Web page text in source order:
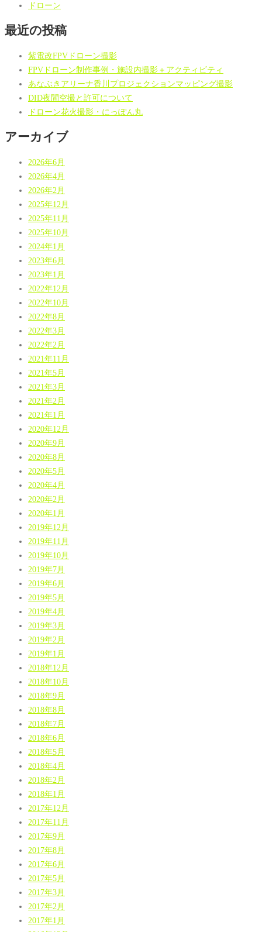
ドローン
最近の投稿
紫電改FPVドローン撮影
FPVドローン制作事例・施設内撮影＋アクティビティ
あなぶきアリーナ香川プロジェクションマッピング撮影
DID夜間空撮と許可について
ドローン花火撮影・にっぽん丸
アーカイブ
2026年6月
2026年4月
2026年2月
2025年12月
2025年11月
2025年10月
2024年1月
2023年6月
2023年1月
2022年12月
2022年10月
2022年8月
2022年3月
2022年2月
2021年11月
2021年5月
2021年3月
2021年2月
2021年1月
2020年12月
2020年9月
2020年8月
2020年5月
2020年4月
2020年2月
2020年1月
2019年12月
2019年11月
2019年10月
2019年7月
2019年6月
2019年5月
2019年4月
2019年3月
2019年2月
2019年1月
2018年12月
2018年10月
2018年9月
2018年8月
2018年7月
2018年6月
2018年5月
2018年4月
2018年2月
2018年1月
2017年12月
2017年11月
2017年9月
2017年8月
2017年6月
2017年5月
2017年3月
2017年2月
2017年1月